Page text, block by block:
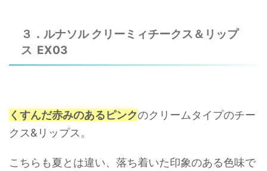
３．ルナソル クリーミィチークス＆リップ
ス EX03
くすんだ赤みのあるピンクのクリームタイプのチー
クス&リップス。
こちらも夏とは違い、落ち着いた印象のある色味で